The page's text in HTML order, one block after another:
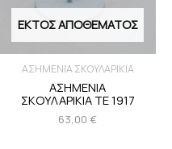
ΕΚΤΌΣ ΑΠΟΘΈΜΑΤΟΣ
ΑΣΗΜΕΝΙΑ ΣΚΟΥΛΑΡΙΚΙΑ
ΑΣΗΜΕΝΙΑ
ΣΚΟΥΛΑΡΙΚΙΑ TE 1917
63,00 €